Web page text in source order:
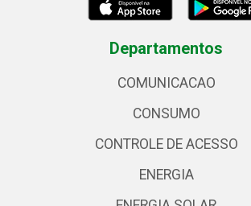
Departamentos
COMUNICACAO
CONSUMO
CONTROLE DE ACESSO
ENERGIA